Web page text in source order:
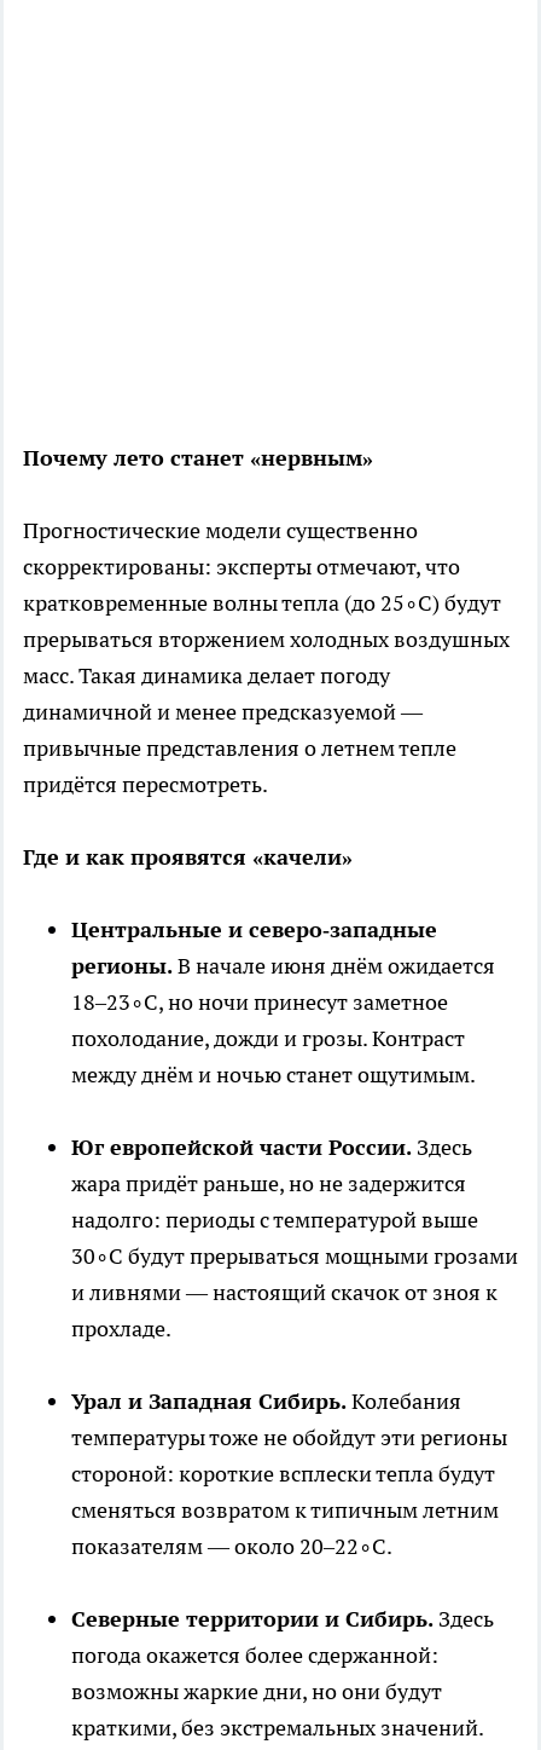
Почему лето станет «нервным»
Прогностические модели существенно
скорректированы: эксперты отмечают, что
кратковременные волны тепла (до 25∘C) будут
прерываться вторжением холодных воздушных
масс. Такая динамика делает погоду
динамичной и менее предсказуемой —
привычные представления о летнем тепле
придётся пересмотреть.
Где и как проявятся «качели»
Центральные и северо‑западные
регионы.В начале июня днём ожидается
18–23∘C, но ночи принесут заметное
похолодание, дожди и грозы. Контраст
между днём и ночью станет ощутимым.
Юг европейской части России. Здесь
жара придёт раньше, но не задержится
надолго: периоды с температурой выше
30∘C будут прерываться мощными грозами
и ливнями — настоящий скачок от зноя к
прохладе.
Урал и Западная Сибирь.Колебания
температуры тоже не обойдут эти регионы
стороной: короткие всплески тепла будут
сменяться возвратом к типичным летним
показателям — около 20–22∘C.
Северные территории и Сибирь. Здесь
погода окажется более сдержанной:
возможны жаркие дни, но они будут
краткими, без экстремальных значений.